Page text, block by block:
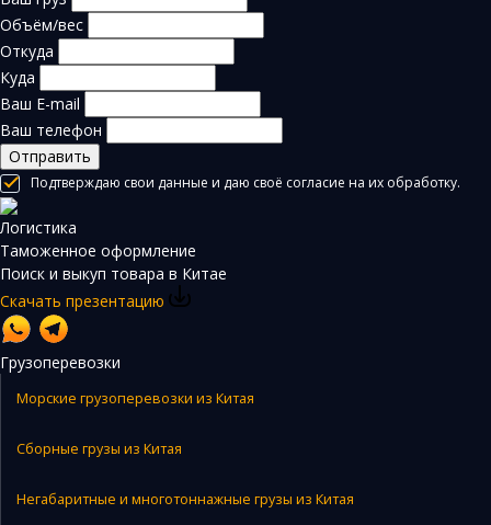
Объём/вес
Откуда
Куда
Ваш E-mail
Ваш телефон
Отправить
Подтверждаю свои данные и даю своё согласие на их обработку.
Логистика
Таможенное оформление
Поиск и выкуп товара в Китае
Скачать презентацию
Грузоперевозки
Морские грузоперевозки из Китая
Сборные грузы из Китая
Негабаритные и многотоннажные грузы из Китая